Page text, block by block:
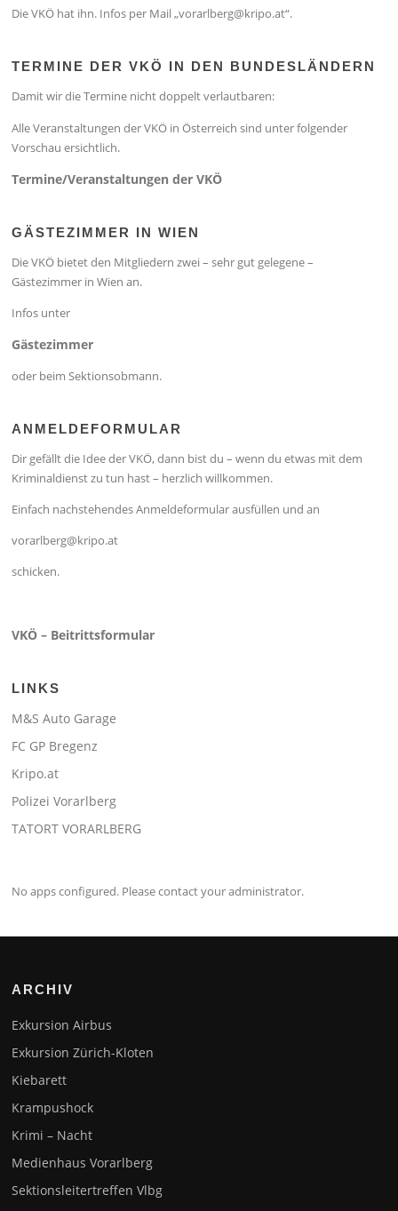
Die VKÖ hat ihn. Infos per Mail „vorarlberg@kripo.at“.
TERMINE DER VKÖ IN DEN BUNDESLÄNDERN
Damit wir die Termine nicht doppelt verlautbaren:
Alle Veranstaltungen der VKÖ in Österreich sind unter folgender
Vorschau ersichtlich.
Termine/Veranstaltungen der VKÖ
GÄSTEZIMMER IN WIEN
Die VKÖ bietet den Mitgliedern zwei – sehr gut gelegene –
Gästezimmer in Wien an.
Infos unter
Gästezimmer
oder beim Sektionsobmann.
ANMELDEFORMULAR
Dir gefällt die Idee der VKÖ, dann bist du – wenn du etwas mit dem
Kriminaldienst zu tun hast – herzlich willkommen.
Einfach nachstehendes Anmeldeformular ausfüllen und an
vorarlberg@kripo.at
schicken.
VKÖ – Beitrittsformular
LINKS
M&S Auto Garage
FC GP Bregenz
Kripo.at
Polizei Vorarlberg
TATORT VORARLBERG
No apps configured. Please contact your administrator.
ARCHIV
Exkursion Airbus
Exkursion Zürich-Kloten
Kiebarett
Krampushock
Krimi – Nacht
Medienhaus Vorarlberg
Sektionsleitertreffen Vlbg